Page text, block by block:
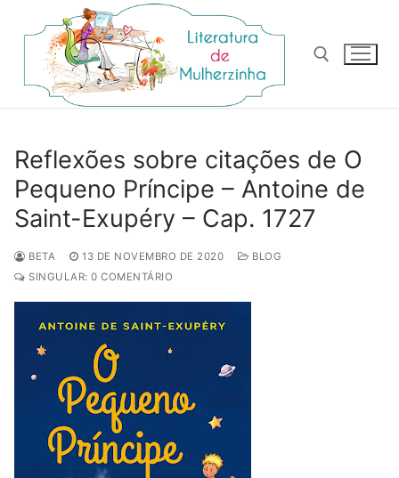
para
conteúdo
Reflexões sobre citações de O
Pequeno Príncipe – Antoine de
Saint-Exupéry – Cap. 1727
BETA 13 DE NOVEMBRO DE 2020
BLOG
SINGULAR: 0 COMENTÁRIO